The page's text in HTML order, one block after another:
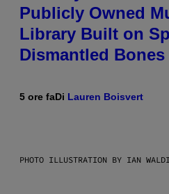
Publicly Owned
Library Built on
Dismantled Bones
5 ore faDi Lauren Boisvert
PHOTO ILLUSTRATION BY IAN